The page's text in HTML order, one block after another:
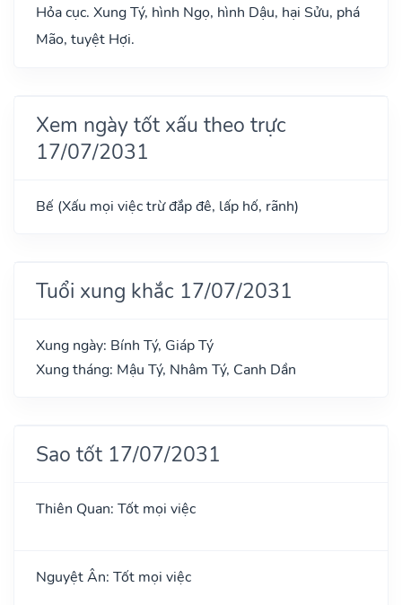
Hỏa cục. Xung Tý, hình Ngọ, hình Dậu, hại Sửu, phá
Mão, tuyệt Hợi.
Xem ngày tốt xấu theo trực
17/07/2031
Bế (Xấu mọi việc trừ đắp đê, lấp hố, rãnh)
Tuổi xung khắc 17/07/2031
Xung ngày: Bính Tý, Giáp Tý
Xung tháng: Mậu Tý, Nhâm Tý, Canh Dần
Sao tốt 17/07/2031
Thiên Quan: Tốt mọi việc
Nguyệt Ân: Tốt mọi việc